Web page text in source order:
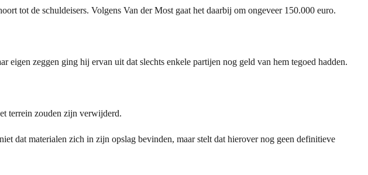
tot de schuldeisers. Volgens Van der Most gaat het daarbij om ongeveer 150.000 euro.
eigen zeggen ging hij ervan uit dat slechts enkele partijen nog geld van hem tegoed hadden.
terrein zouden zijn verwijderd.
dat materialen zich in zijn opslag bevinden, maar stelt dat hierover nog geen definitieve